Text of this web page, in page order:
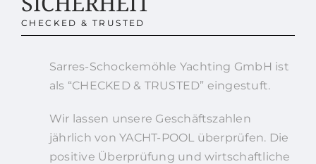
CHECKED & TRUSTED
Sarres-Schockemöhle Yachting GmbH ist
als “CHECKED & TRUSTED” eingestuft.
Wir lassen unsere Geschäftszahlen
jährlich von YACHT-POOL überprüfen. Die
positive Überprüfung und wirtschaftliche